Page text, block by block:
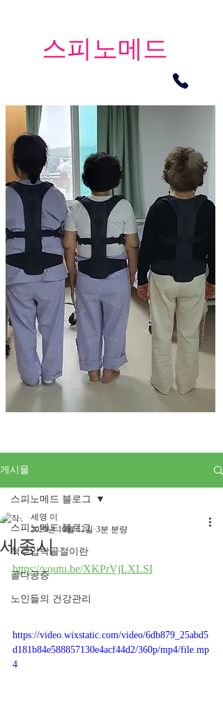
​스피노메드
게시물
스피노메드 블로그
척추압박골절이란
골다공증
노인들의 건강관리
스피노메드 블로그
세종시
세영 이
2020년 10월 12일 3분 분량
https://youtu.be/XKPrVjLXLSI
https://video.wixstatic.com/video/6db879_25abd5
d181b84e588857130e4acf44d2/360p/mp4/file.mp
4